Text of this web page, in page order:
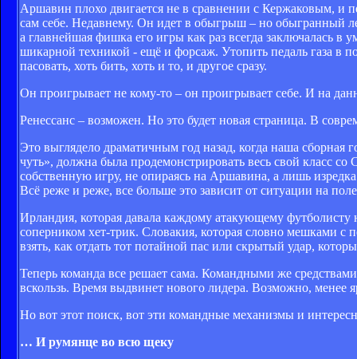
Аршавин плохо двигается не в сравнении с Кержаковым, и
сам себе. Недавнему. Он идет в обыгрыш – но обыгранный
а главнейшая фишка его игры как раз всегда заключалась
шикарной техникой - ещё и форсаж. Утопить педаль газа в
пасовать, хоть бить, хоть и то, и другое сразу.
Он проигрывает не кому-то – он проигрывает себе. И на
Ренессанс – возможен. Но это будет новая страница. В
Это выглядело драматичным год назад, когда наша сборная
чуть», должна была продемонстрировать весь свой класс
собственную игру, не опираясь на Аршавина, а лишь
Всё реже и реже, все больше это зависит от ситуации на
Ирландия, которая давала каждому атакующему
соперником хет-трик. Словакия, которая словно мешками
взять, как отдать тот потайной пас или скрытый удар,
Теперь команда все решает сама. Командными же
вскользь. Время выдвинет нового лидера. Возможно, менее
Но вот этот поиск, вот эти командные механизмы и
… И румянце во всю щеку